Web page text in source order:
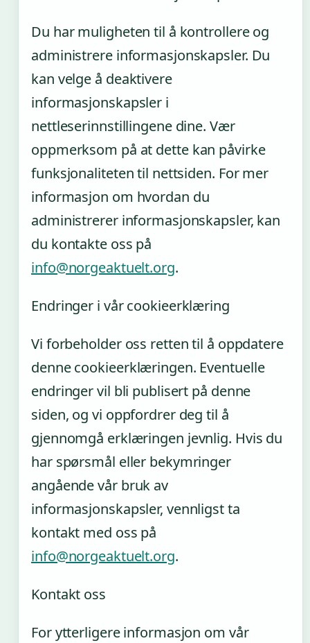
Du har muligheten til å kontrollere og
administrere informasjonskapsler. Du
kan velge å deaktivere
informasjonskapsler i
nettleserinnstillingene dine. Vær
oppmerksom på at dette kan påvirke
funksjonaliteten til nettsiden. For mer
informasjon om hvordan du
administrerer informasjonskapsler, kan
du kontakte oss på
info@norgeaktuelt.org.
Endringer i vår cookieerklæring
Vi forbeholder oss retten til å oppdatere
denne cookieerklæringen. Eventuelle
endringer vil bli publisert på denne
siden, og vi oppfordrer deg til å
gjennomgå erklæringen jevnlig. Hvis du
har spørsmål eller bekymringer
angående vår bruk av
informasjonskapsler, vennligst ta
kontakt med oss på
info@norgeaktuelt.org.
Kontakt oss
For ytterligere informasjon om vår